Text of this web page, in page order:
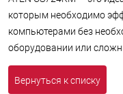
которым необходимо
компьютерами без
оборудовании или
Вернуться к списку